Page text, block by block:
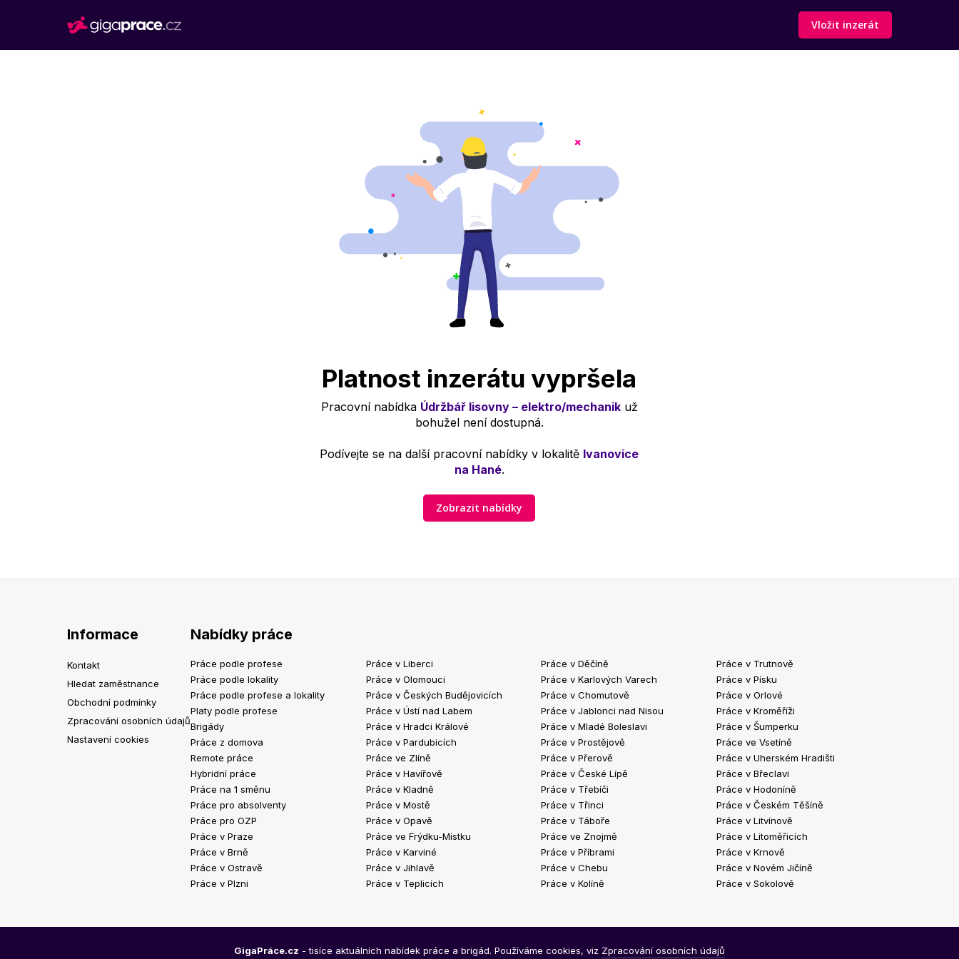
Vložit inzerát
Platnost inzerátu vypršela
Pracovní nabídka Údržbář lisovny – elektro/mechanikuž
bohužel není dostupná.
Podívejte se na další pracovní nabídky v lokalitě Ivanovice
na Hané.
Zobrazit nabídky
Informace
Kontakt
Hledat zaměstnance
Obchodní podmínky
Zpracování osobních údajů
Nastavení cookies
Nabídky práce
Práce podle profese
Práce podle lokality
Práce podle profese a lokality
Platy podle profese
Brigády
Práce z domova
Remote práce
Hybridní práce
Práce na 1 směnu
Práce pro absolventy
Práce pro OZP
Práce v Praze
Práce v Brně
Práce v Ostravě
Práce v Plzni
Práce v Liberci
Práce v Olomouci
Práce v Českých Budějovicích
Práce v Ústí nad Labem
Práce v Hradci Králové
Práce v Pardubicích
Práce ve Zlíně
Práce v Havířově
Práce v Kladně
Práce v Mostě
Práce v Opavě
Práce ve Frýdku-Místku
Práce v Karviné
Práce v Jihlavě
Práce v Teplicích
Práce v Děčíně
Práce v Karlových Varech
Práce v Chomutově
Práce v Jablonci nad Nisou
Práce v Mladé Boleslavi
Práce v Prostějově
Práce v Přerově
Práce v České Lípě
Práce v Třebíči
Práce v Třinci
Práce v Táboře
Práce ve Znojmě
Práce v Příbrami
Práce v Chebu
Práce v Kolíně
Práce v Trutnově
Práce v Písku
Práce v Orlové
Práce v Kroměříži
Práce v Šumperku
Práce ve Vsetíně
Práce v Uherském Hradišti
Práce v Břeclavi
Práce v Hodoníně
Práce v Českém Těšíně
Práce v Litvínově
Práce v Litoměřicích
Práce v Krnově
Práce v Novém Jičíně
Práce v Sokolově
GigaPráce.cz - tisíce aktuálních nabídek práce a brigád. Používáme cookies, viz Zpracování osobních údajů